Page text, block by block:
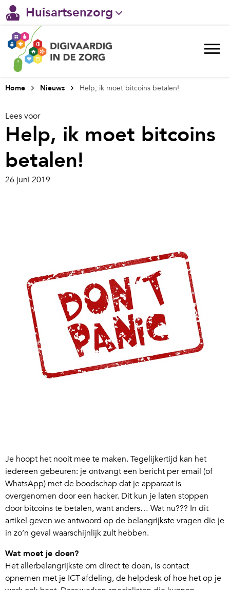
Huisartsenzorg
Gehandicaptenzorg
Verpleeghuiszorg & Zorg thuis
Ggz
Ziekenhuizen
Welzijn / sociaal werk
Home Nieuws Help, ik moet bitcoins betalen!
Lees voor
Help, ik moet bitcoins
betalen!
26 juni 2019
Je hoopt het nooit mee te maken. Tegelijkertijd kan het
iedereen gebeuren: je ontvangt een bericht per email (of
WhatsApp) met de boodschap dat je apparaat is
overgenomen door een hacker. Dit kun je laten stoppen
door bitcoins te betalen, want anders… Wat nu??? In dit
artikel geven we antwoord op de belangrijkste vragen die je
in zo’n geval waarschijnlijk zult hebben.
Wat moet je doen?
Het allerbelangrijkste om direct te doen, is contact
opnemen met je ICT-afdeling, de helpdesk of hoe het op je